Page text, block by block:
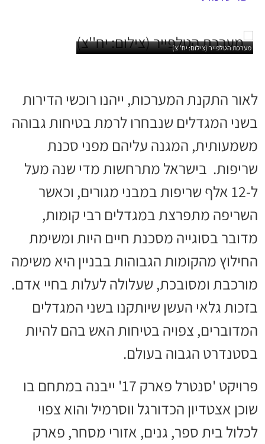
מערכת הטלפייר (צילום: יח''צ)
לאור התקנת המערכות, ייהנו רוכשי הדירות
בשני המגדלים שנבחרו לרמת בטיחות גבוהה
משמעותית, המגנה עליהם מפני סכנת
שריפות. בישראל מתרחשות מדי שנה מעל
ל-12 אלף שריפות במבני מגורים, וכאשר
השריפה מתפרצת במגדלים רבי קומות,
מדובר בסוגייה מסכנת חיים היות ומשימת
החילוץ מהקומות הגבוהות בבניין היא משימה
מורכבת ומסובכת, שעלולה לעלות בחיי אדם.
בזכות גלאי העשן שיותקנו בשני המגדלים
המדוברים, צפויה בטיחות האש בהם להיות
בסטנדרט הגבוה בעולם.
פרויקט 'סנטרל פארק 17' ייבנה במתחם בו
שוכן אצטדיון הכדורגל ווסרמיל והוא צפוי
לכלול בית ספר, גנים, אזורי מסחר, פארק